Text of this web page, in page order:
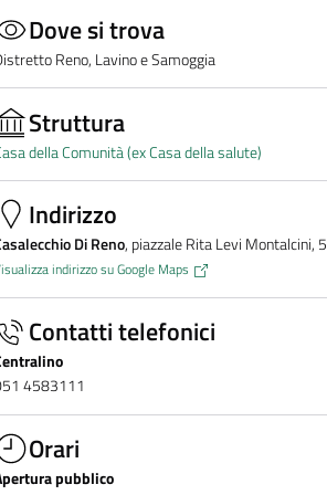
Dove si trova
Reno, Lavino e Samoggia
Struttura
della Comunità (ex Casa della salute)
Indirizzo
Di Reno, piazzale Rita Levi Montalcini, 5
indirizzo su Google Maps
Contatti telefonici
4583111
Orari
pubblico